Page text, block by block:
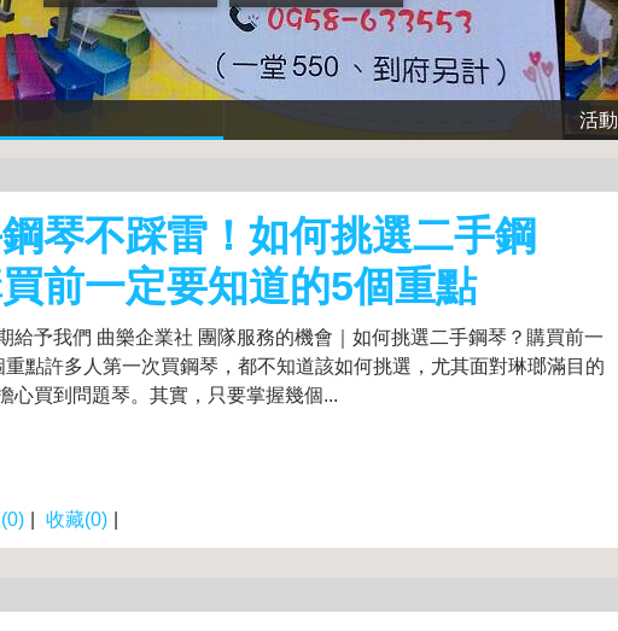
活動
琴不踩雷！如何挑選二手鋼
前一定要知道的5個重點
給予我們 曲樂企業社 團隊服務的機會｜如何挑選二手鋼琴？購買前一
重點許多人第一次買鋼琴，都不知道該如何挑選，尤其面對琳瑯滿目的
心買到問題琴。其實，只要掌握幾個...
收藏(0)